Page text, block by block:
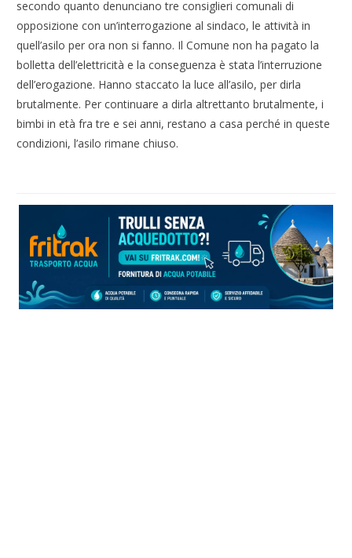
secondo quanto denunciano tre consiglieri comunali di
opposizione con un’interrogazione al sindaco, le attività in
quell’asilo per ora non si fanno. Il Comune non ha pagato la
bolletta dell’elettricità e la conseguenza è stata l’interruzione
dell’erogazione. Hanno staccato la luce all’asilo, per dirla
brutalmente. Per continuare a dirla altrettanto brutalmente, i
bimbi in età fra tre e sei anni, restano a casa perché in queste
condizioni, l’asilo rimane chiuso.